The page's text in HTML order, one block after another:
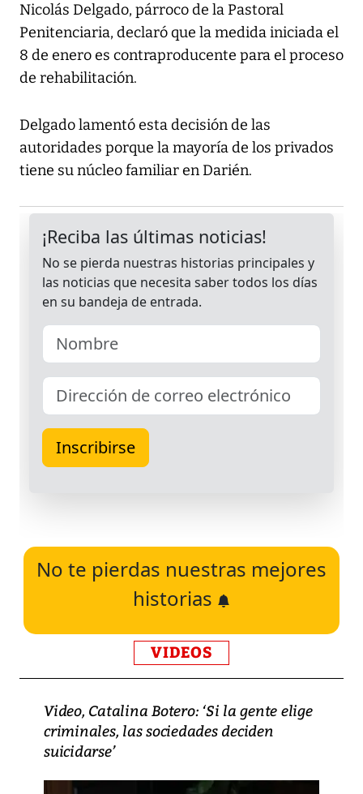
Nicolás Delgado, párroco de la Pastoral
Penitenciaria, declaró que la medida iniciada el
8 de enero es contraproducente para el proceso
de rehabilitación.
Delgado lamentó esta decisión de las
autoridades porque la mayoría de los privados
tiene su núcleo familiar en Darién.
No te pierdas nuestras mejores
historias
VIDEOS
Video, Catalina Botero: ‘Si la gente elige
criminales, las sociedades deciden
suicidarse’